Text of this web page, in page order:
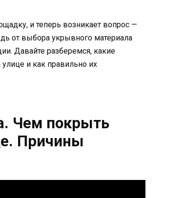
и теперь возникает вопрос —
от выбора укрывного материала
Давайте разберемся, какие
и как правильно их
Чем покрыть
Причины